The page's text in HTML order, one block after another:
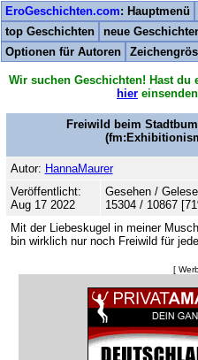
EroGeschichten.com: Hauptmenü
top Geschichten
neue
Optionen für Autoren
Wir suchen Geschichten! Hast du
hier
Freiwild beim
Autor: HannaMaurer
Veröffentlicht:
Aug 17 2022
Gesehen /
15304 / 10867
Mit der Liebeskugel in meiner
bin wirklich nur noch Freiwild für
[